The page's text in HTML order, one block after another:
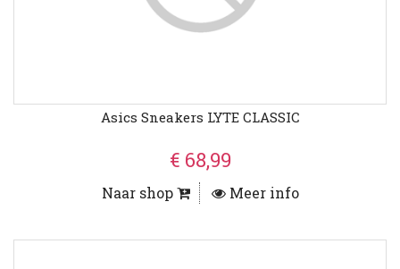
Asics Sneakers LYTE CLASSIC
€ 68,99
Naar shop Meer info